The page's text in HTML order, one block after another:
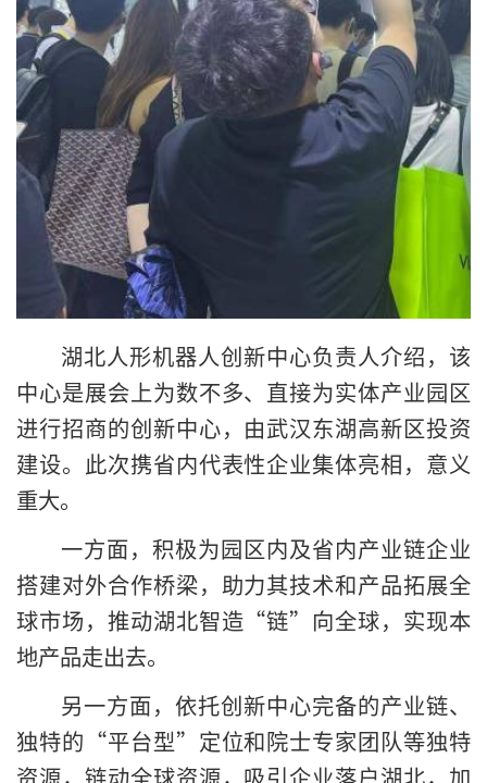
湖北人形机器人创新中心负责人介绍，该
中心是展会上为数不多、直接为实体产业园区
进行招商的创新中心，由武汉东湖高新区投资
建设。此次携省内代表性企业集体亮相，意义
重大。
一方面，积极为园区内及省内产业链企业
搭建对外合作桥梁，助力其技术和产品拓展全
球市场，推动湖北智造“链”向全球，实现本
地产品走出去。
另一方面，依托创新中心完备的产业链、
独特的“平台型”定位和院士专家团队等独特